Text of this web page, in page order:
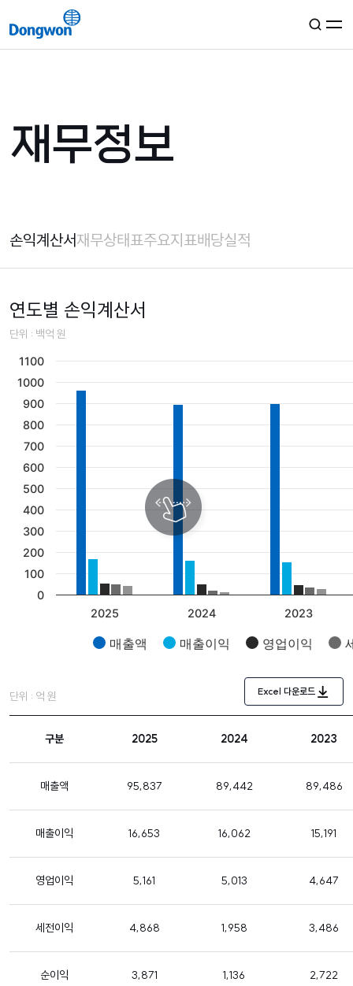
EN
경영철학
사업분야
동원산업
동원로엑스냉장투
동원글로벌터미널부산
BIDC
식품·유통
동원팜스
동원건설산업
동원CNS
동원기술투자
StarKist
S.C.A SA
CAPSEN
TTP
콘텐츠룸
지속가능경영
ESG
지속가능경영
투자정보
공시정보
공고
보고서
재무정보
채용
인재상
기업 문화
채용 사이트
KR
EN
재무정보
손익계산서재무상태표주요지표배당실적
연도별 손익계산서
단위 : 백억 원
매출액 매출이익 영업이익
2025 2024 2023
0
100
200
300
400
500
600
700
800
900
1000
1100
단위 : 억 원 Excel 다운로드
구분 2025 2024 2023
매출액 95,837 89,442 89,486
매출이익 16,653 16,062 15,191
영업이익 5,161 5,013 4,647
세전이익 4,868 1,958 3,486
순이익 3,871 1,136 2,722